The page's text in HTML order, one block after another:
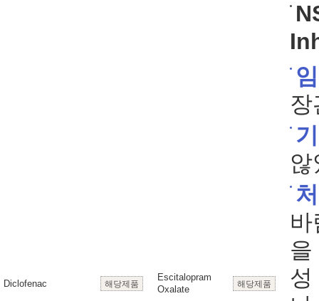
Diclofenac 해당제품
Escitalopram
Oxalate
해당제품
장
않
바
을
성